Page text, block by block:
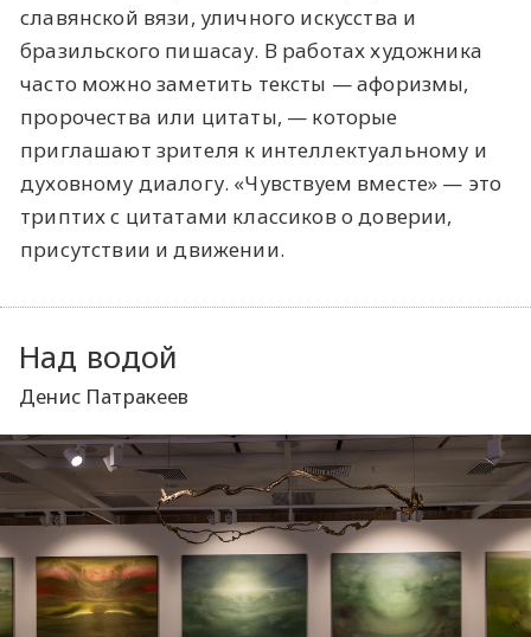
славянской вязи, уличного искусства и
бразильского пишасау. В работах художника
часто можно заметить тексты — афоризмы,
пророчества или цитаты, — которые
приглашают зрителя к интеллектуальному и
духовному диалогу. «Чувствуем вместе» — это
триптих с цитатами классиков о доверии,
присутствии и движении.
Над водой
Денис Патракеев